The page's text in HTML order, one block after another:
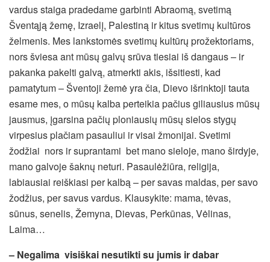
vardus staiga pradedame garbinti Abraomą, svetimą
Šventąją žemę, Izraelį, Palestiną ir kitus svetimų kultūros
želmenis. Mes lankstomės svetimų kultūrų prožektoriams,
nors šviesa ant mūsų galvų srūva tiesiai iš dangaus – ir
pakanka pakelti galvą, atmerkti akis, išsitiesti, kad
pamatytum – Šventoji žemė yra čia, Dievo išrinktoji tauta
esame mes, o mūsų kalba perteikia pačius giliausius mūsų
jausmus, įgarsina pačių ploniausių mūsų sielos stygų
virpesius plačiam pasauliui ir visai žmonijai. Svetimi
žodžiai nors ir suprantami bet mano sieloje, mano širdyje,
mano galvoje šaknų neturi. Pasaulėžiūra, religija,
labiausiai reiškiasi per kalbą – per savas maldas, per savo
žodžius, per savus vardus. Klausykite: mama, tėvas,
sūnus, senelis, Žemyna, Dievas, Perkūnas, Vėlinas,
Laima…
– Negalima visiškai nesutikti su jumis ir dabar